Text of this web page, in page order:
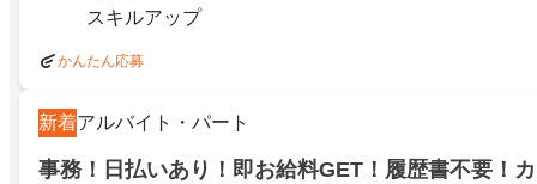
スキルアップ
かんたん応募
新着アルバイト・パート
事務！日払いあり！即お給料GET！履歴書不要！